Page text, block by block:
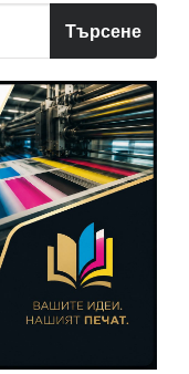
Търсене